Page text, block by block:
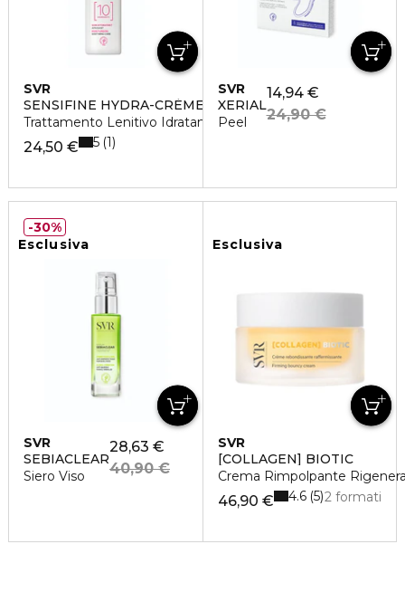
SVR
SENSIFINE HYDRA-CRÈME
Trattamento Lenitivo Idratante
24,50 € 5 1
SVR
XERIAL
Peel
14,94 €
24,90 €
Esclusiva
SVR
SEBIACLEAR
Siero Viso
28,63 €
40,90 €
30%
Esclusiva
SVR
[COLLAGEN] BIOTIC
Crema Rimpolpante
46,90 € 2 formati
4.6 5